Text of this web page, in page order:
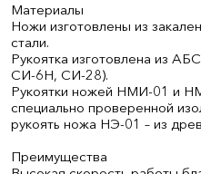
Материалы
Ножи изготовлены из
стали.
Рукоятка изготовлена из
СИ-6Н, СИ-28).
Рукоятки ножей НМИ-01 и
специально проверенной
рукоять ножа НЭ-01 – из
Преимущества